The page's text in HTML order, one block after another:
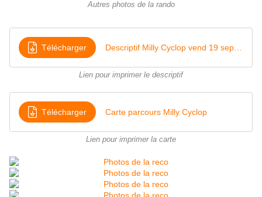
Autres photos de la rando
Télécharger
Lien pour imprimer le descriptif
Télécharger Carte parcours Milly Cyclop
Lien pour imprimer la carte